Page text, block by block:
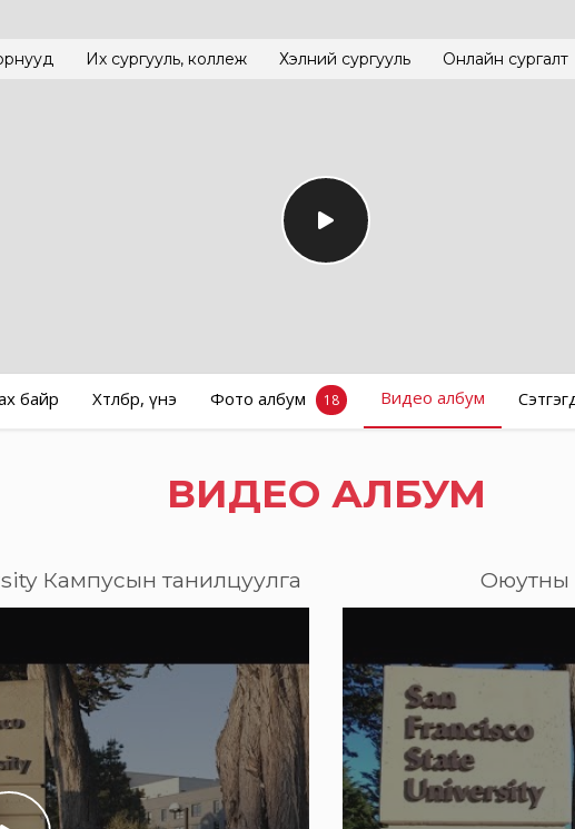
Их сургууль, коллеж Хэлний сургууль Онлайн сургалт
байр Хөтөлбөр, үнэ Фото албум 18 Видео албум
ВИДЕО АЛБУМ
Кампусын танилцуулга Оюутны